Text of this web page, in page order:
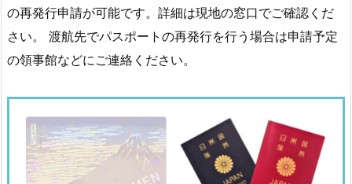
の再発行申請が可能です。詳細は現地の窓口でご確認くだ
さい。 渡航先でパスポートの再発行を行う場合は申請予定
の領事館などにご連絡ください。